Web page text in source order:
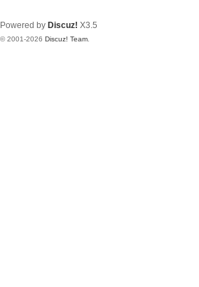
Powered by Discuz! X3.5
© 2001-2026 Discuz! Team